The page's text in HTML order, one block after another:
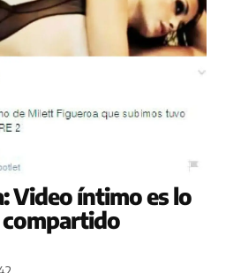
Video íntimo es lo
compartido